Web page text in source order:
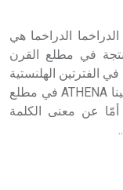
الدراخما هي
في مطلع القرن
الفترتين الهلنستية
والرومانية، وقد أُصدرت في البداية بمدينة أثينا ATHENA في مطلع
ق.م، وكانت تزن (٣-٤غ). أمّا عن معنى الكلمة